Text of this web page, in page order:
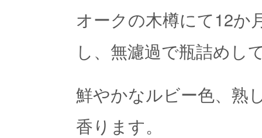
オークの木樽にて12か
し、無濾過で瓶詰めし
鮮やかなルビー色、熟
香ります。